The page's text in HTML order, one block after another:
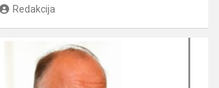
Redakcija